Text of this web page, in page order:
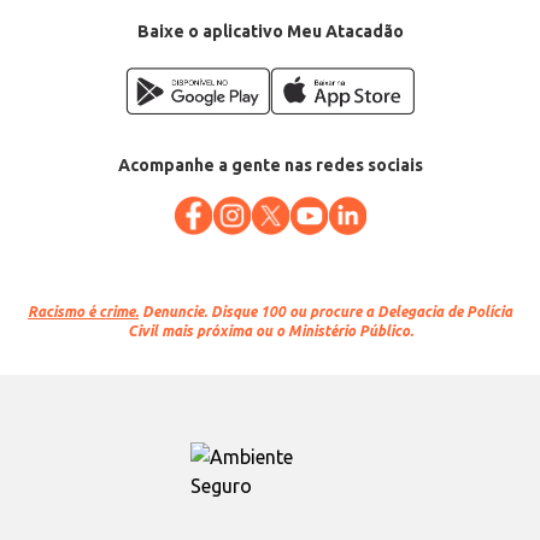
Baixe o aplicativo Meu Atacadão
Acompanhe a gente nas redes sociais
Racismo é crime. Denuncie. Disque 100 ou procure a Delegacia de Polícia
Civil mais próxima ou o Ministério Público.